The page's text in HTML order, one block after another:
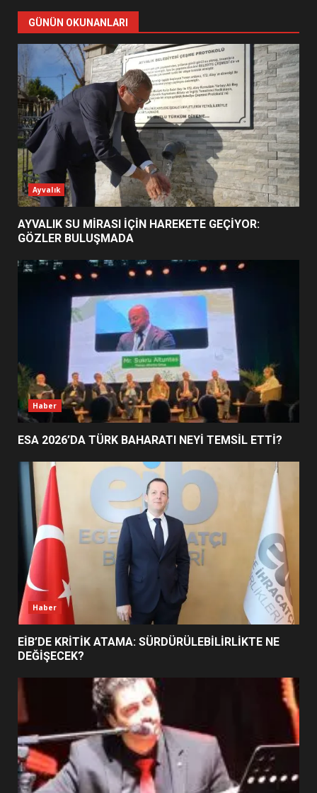
7
YENİ YÖNETİM NASIL
ŞEKİLLENDİ?
1
AYVALIK SU MİRASI İÇİN
HAREKETE GEÇİYOR: GÖZLER
BULUŞMADA
2
ESA 2026’DA TÜRK BAHARATI
NEYİ TEMSİL ETTİ?
EİB’DE KRİTİK ATAMA:
SÜRDÜRÜLEBİLİRLİKTE NE
DEĞİŞECEK?
4
EDREMİT’İN GURURU TÜRKİYE
FİNALİNDE NE BAŞARDI?
5
UZATILDI: NE DEĞİŞTİ?
6
BURHANİYE SATRANÇ
TURNUVASI KAYITLARI NEYİ
DEĞİŞTİRİYOR?
BURHANİYE BELEDİYESPOR’DA
YENİ YÖNETİM NASIL
GÜNÜN OKUNANLARI
Ayvalık
AYVALIK SU MİRASI İÇİN HAREKETE GEÇİYOR:
GÖZLER BULUŞMADA
Haber
ESA 2026’DA TÜRK BAHARATI NEYİ TEMSİL ETTİ?
Haber
EİB’DE KRİTİK ATAMA: SÜRDÜRÜLEBİLİRLİKTE NE
DEĞİŞECEK?